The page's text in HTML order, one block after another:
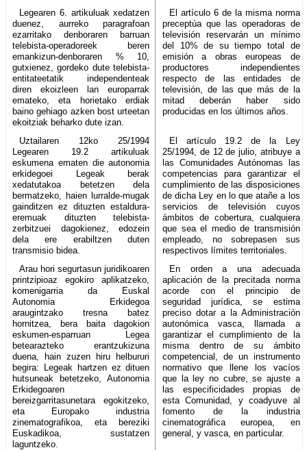
Legearen 6. artikuluak xedatzen
duenez, aurreko paragrafoan
ezarritako denboraren barruan
telebista-operadoreek beren
emankizun-denboraren % 10,
gutxienez, gordeko dute telebista-
entitateetatik independenteak
diren ekoizleen lan europarrak
emateko, eta horietako erdiak
baino gehiago azken bost urteetan
ekoitziak beharko dute izan.
El artículo 6 de la misma norma
preceptúa que las operadoras de
televisión reservarán un mínimo
del 10% de su tiempo total de
emisión a obras europeas de
productores independientes
respecto de las entidades de
televisión, de las que más de la
mitad deberán haber sido
producidas en los últimos años.
Uztailaren 12ko 25/1994
Legearen 19.2 artikuluak
eskumena ematen die autonomia
erkidegoei Legeak berak
xedatutakoa betetzen dela
bermatzeko, haien lurralde-mugak
gainditzen ez dituzten estaldura-
eremuak dituzten telebista-
zerbitzuei dagokienez, edozein
dela ere erabiltzen duten
transmisio bidea.
El artículo 19.2 de la Ley
25/1994, de 12 de julio, atribuye a
las Comunidades Autónomas las
competencias para garantizar el
cumplimiento de las disposiciones
de dicha Ley en lo que atañe a los
servicios de televisión cuyos
ámbitos de cobertura, cualquiera
que sea el medio de transmisión
empleado, no sobrepasen sus
respectivos límites territoriales.
Arau hori segurtasun juridikoaren
printzipioaz egokiro aplikatzeko,
komenigarria da Euskal
Autonomia Erkidegoa
araugintzako tresna batez
hornitzea, bera baita dagokion
eskumen-esparruan Legea
betearazteko erantzukizuna
duena, hain zuzen hiru helbururi
begira: Legeak hartzen ez dituen
hutsuneak betetzeko, Autonomia
Erkidegoaren
bereizgarritasunetara egokitzeko,
eta Europako industria
zinematografikoa, eta bereziki
Euskadikoa, sustatzen
laguntzeko.
En orden a una adecuada
aplicación de la precitada norma
acorde con el principio de
seguridad jurídica, se estima
preciso dotar a la Administración
autonómica vasca, llamada a
garantizar el cumplimiento de la
misma dentro de su ámbito
competencial, de un instrumento
normativo que llene los vacíos
que la ley no cubre, se ajuste a
las especificidades propias de
esta Comunidad, y coadyuve al
fomento de la industria
cinematográfica europea, en
general, y vasca, en particular.